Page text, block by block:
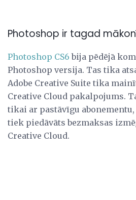
Photoshop ir tagad
Photoshop CS6 bija pēdējā
Photoshop versija. Tas tika
Adobe Creative Suite tika
Creative Cloud pakalpojums.
tikai ar pastāvīgu
tiek piedāvāts bezmaksas
Creative Cloud.